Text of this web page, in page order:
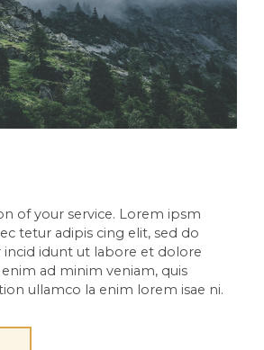
of your service. Lorem ipsm
tetur adipis cing elit, sed do
idunt ut labore et dolore
ad minim veniam, quis
ullamco la enim lorem isae ni.